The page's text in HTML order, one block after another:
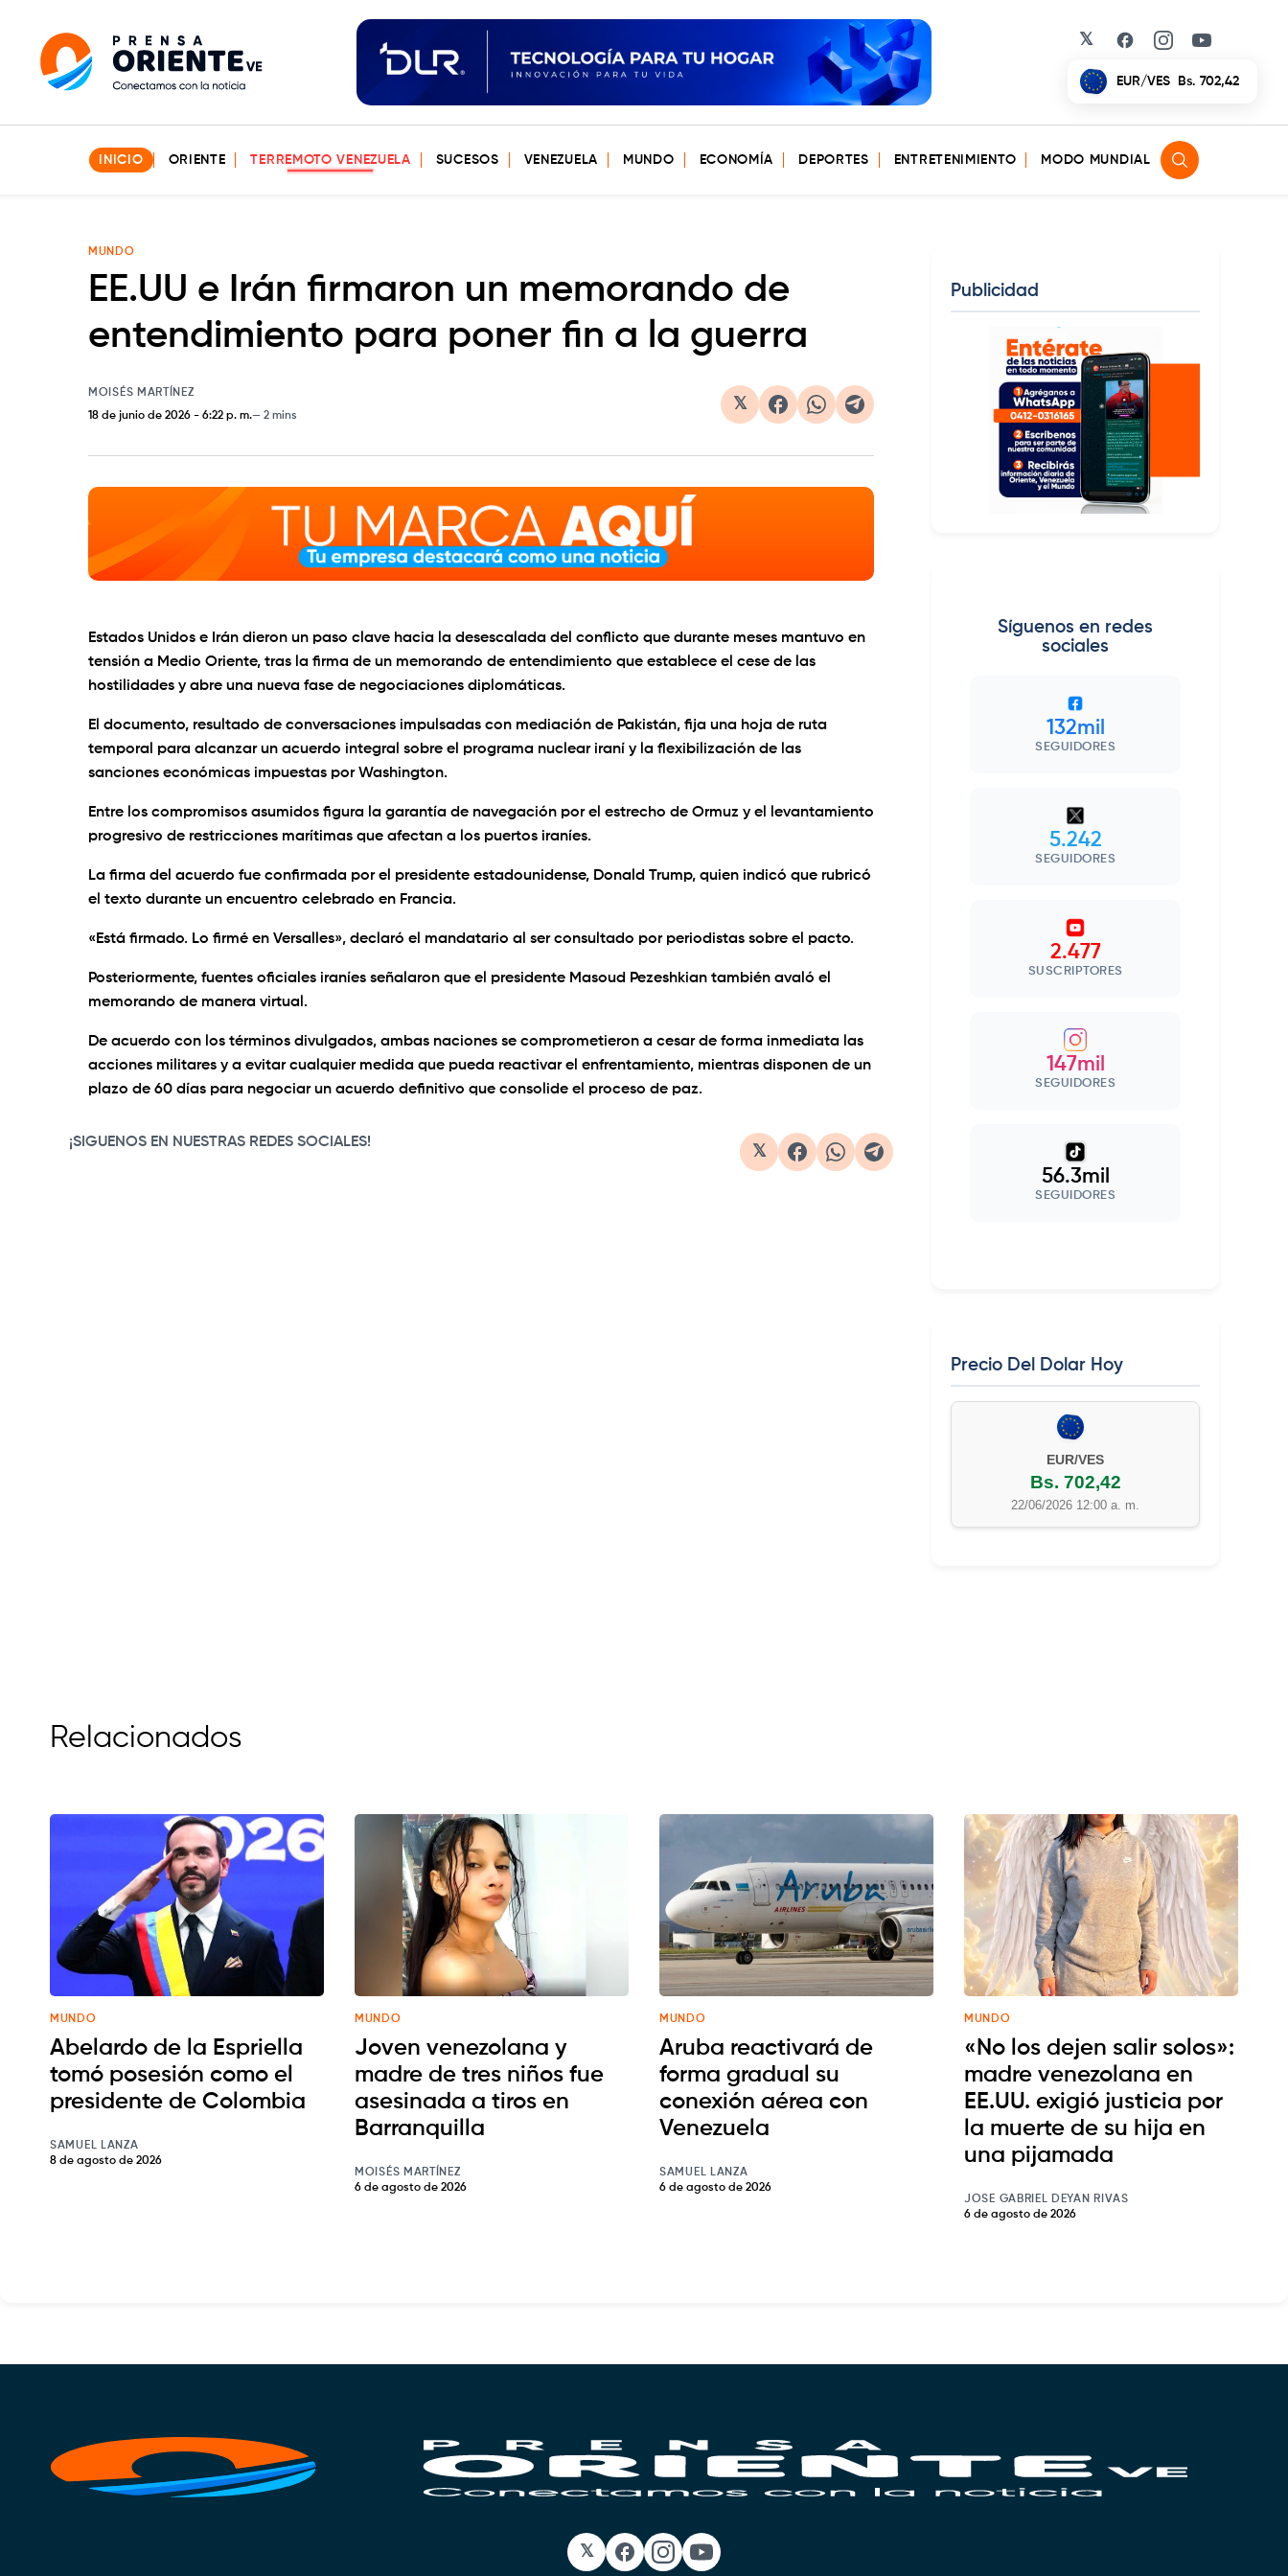
𝕏 Facebook
Instagram
YouTube
EUR/VES Bs. 702,42
INICIO ORIENTE TERREMOTO VENEZUELA SUCESOS VENEZUELA MUNDO ECONOMÍA DEPORTES ENTRETENIMIENTO MODO MUNDIAL
MUNDO
EE.UU e Irán firmaron un memorando de
entendimiento para poner fin a la guerra
MOISÉS MARTÍNEZ
18 de junio de 2026 - 6:22 p. m. 2 mins
𝕏
Estados Unidos e Irán dieron un paso clave hacia la desescalada del conflicto que durante meses mantuvo en
tensión a Medio Oriente, tras la firma de un memorando de entendimiento que establece el cese de las
hostilidades y abre una nueva fase de negociaciones diplomáticas.
El documento, resultado de conversaciones impulsadas con mediación de Pakistán, fija una hoja de ruta
temporal para alcanzar un acuerdo integral sobre el programa nuclear iraní y la flexibilización de las
sanciones económicas impuestas por Washington.
Entre los compromisos asumidos figura la garantía de navegación por el estrecho de Ormuz y el levantamiento
progresivo de restricciones marítimas que afectan a los puertos iraníes.
La firma del acuerdo fue confirmada por el presidente estadounidense, Donald Trump, quien indicó que rubricó
el texto durante un encuentro celebrado en Francia.
«Está firmado. Lo firmé en Versalles», declaró el mandatario al ser consultado por periodistas sobre el pacto.
Posteriormente, fuentes oficiales iraníes señalaron que el presidente Masoud Pezeshkian también avaló el
memorando de manera virtual.
De acuerdo con los términos divulgados, ambas naciones se comprometieron a cesar de forma inmediata las
acciones militares y a evitar cualquier medida que pueda reactivar el enfrentamiento, mientras disponen de un
plazo de 60 días para negociar un acuerdo definitivo que consolide el proceso de paz.
¡SIGUENOS EN NUESTRAS REDES SOCIALES!
𝕏
Publicidad
Síguenos en redes
sociales
132mil
SEGUIDORES
5.242
SEGUIDORES
2.477
SUSCRIPTORES
147mil
SEGUIDORES
56.3mil
SEGUIDORES
Precio Del Dolar Hoy
EUR/VES
Bs. 702,42
22/06/2026 12:00 a. m.
Relacionados
MUNDO
Abelardo de la Espriella
tomó posesión como el
presidente de Colombia
SAMUEL LANZA
8 de agosto de 2026
MUNDO
Joven venezolana y
madre de tres niños fue
asesinada a tiros en
Barranquilla
MOISÉS MARTÍNEZ
6 de agosto de 2026
MUNDO
Aruba reactivará de
forma gradual su
conexión aérea con
Venezuela
SAMUEL LANZA
6 de agosto de 2026
MUNDO
«No los dejen salir solos»:
madre venezolana en
EE.UU. exigió justicia por
la muerte de su hija en
una pijamada
JOSE GABRIEL DEYAN RIVAS
6 de agosto de 2026
𝕏 Facebook
Instagram
YouTube